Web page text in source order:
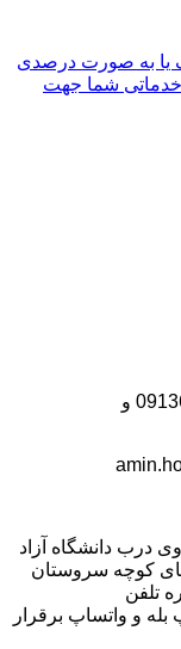
یا به صورت درصدی
خدماتی شما جهت
شماره های همراه مدیریت شرکت: 09136729270 و
درب دانشگاه آزاد
کوچه سروستان
تلفن
آی گپ بله و واتساپ برقرار